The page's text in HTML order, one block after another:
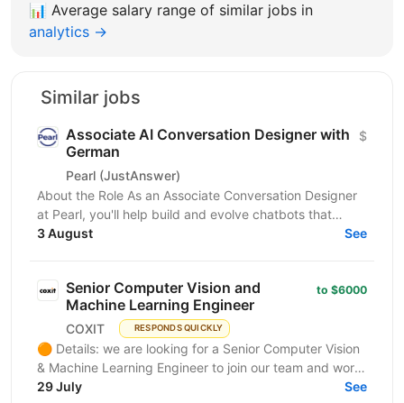
📊 Average salary range of similar jobs in
analytics →
Similar jobs
Associate AI Conversation Designer with
German
Pearl (JustAnswer)
$
About the Role As an Associate Conversation Designer
at Pearl, you'll help build and evolve chatbots that
support and convert millions of customers around...
3 August See
Senior Computer Vision and
Machine Learning Engineer
COXIT RESPONDS QUICKLY
to $6000
🟠 Details: we are looking for a Senior Computer Vision
& Machine Learning Engineer to join our team and work
on innovative AI and Computer Vision solutions...
29 July See